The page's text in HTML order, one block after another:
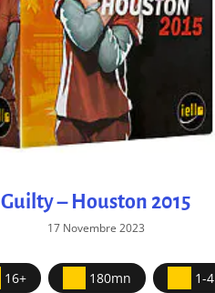
Guilty – Houston 2015
17 Novembre 2023
16+ 180mn 1-4